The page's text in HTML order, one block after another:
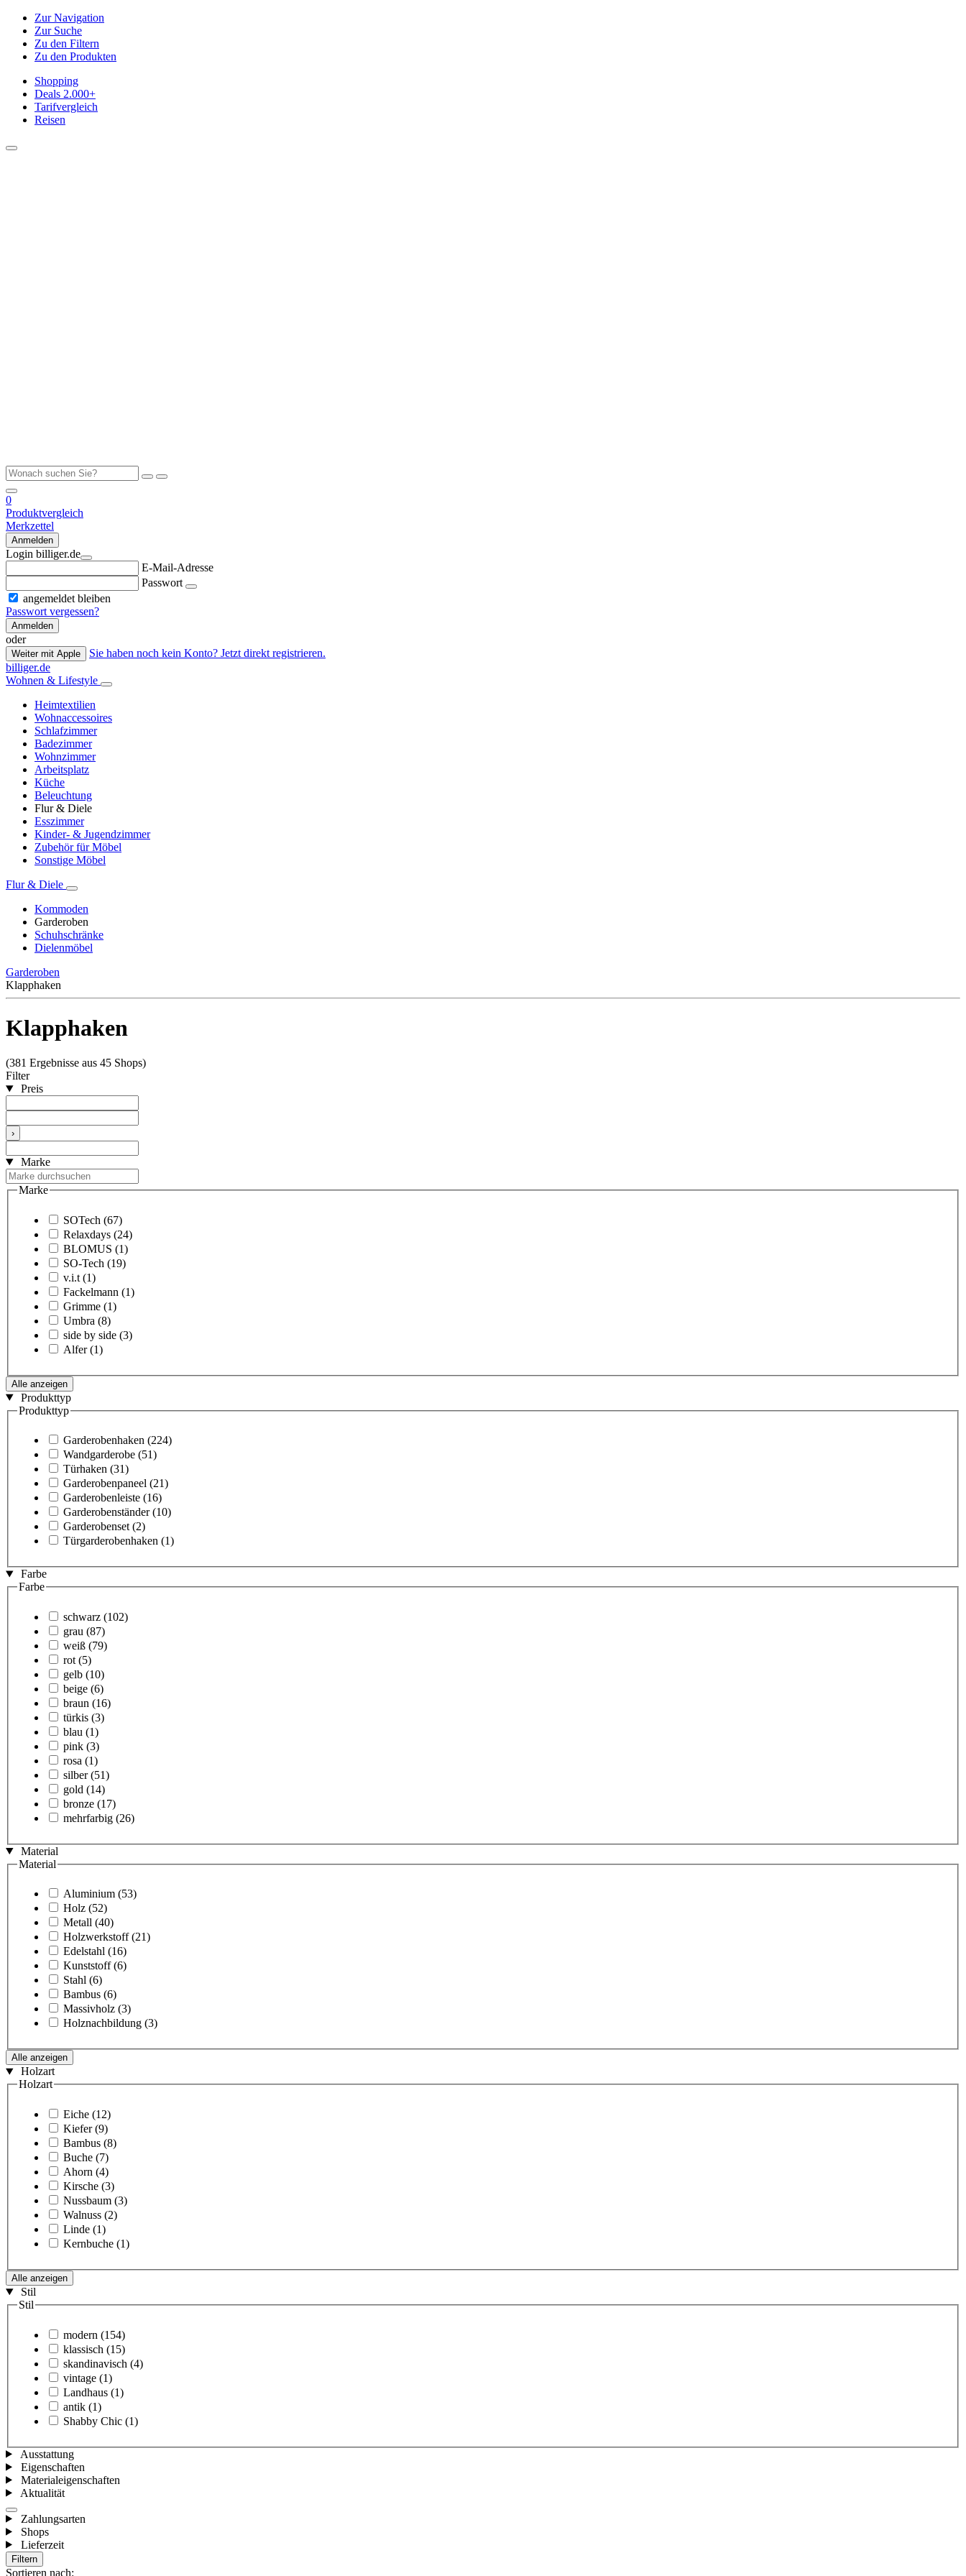
Zur Navigation
Zur Suche
Zu den Filtern
Zu den Produkten
Shopping
Deals 2.000+
Tarifvergleich
Reisen
0
Produktvergleich
Merkzettel
Anmelden
Login billiger.de
E-Mail-Adresse
Passwort
angemeldet bleiben
Passwort vergessen?
Anmelden
oder
Weiter mit Apple
Sie haben noch kein Konto? Jetzt direkt registrieren.
billiger.de
Wohnen & Lifestyle
Heimtextilien
Wohnaccessoires
Schlafzimmer
Badezimmer
Wohnzimmer
Arbeitsplatz
Küche
Beleuchtung
Flur & Diele
Esszimmer
Kinder- & Jugendzimmer
Zubehör für Möbel
Sonstige Möbel
Flur & Diele
Kommoden
Garderoben
Schuhschränke
Dielenmöbel
Garderoben
Klapphaken
Klapphaken
(381 Ergebnisse aus 45 Shops)
Filter
Preis
›
Marke
Marke
SOTech (67)
Relaxdays (24)
BLOMUS (1)
SO-Tech (19)
v.i.t (1)
Fackelmann (1)
Grimme (1)
Umbra (8)
side by side (3)
Alfer (1)
Alle anzeigen
Produkttyp
Produkttyp
Garderobenhaken (224)
Wandgarderobe (51)
Türhaken (31)
Garderobenpaneel (21)
Garderobenleiste (16)
Garderobenständer (10)
Garderobenset (2)
Türgarderobenhaken (1)
Farbe
Farbe
schwarz (102)
grau (87)
weiß (79)
rot (5)
gelb (10)
beige (6)
braun (16)
türkis (3)
blau (1)
pink (3)
rosa (1)
silber (51)
gold (14)
bronze (17)
mehrfarbig (26)
Material
Material
Aluminium (53)
Holz (52)
Metall (40)
Holzwerkstoff (21)
Edelstahl (16)
Kunststoff (6)
Stahl (6)
Bambus (6)
Massivholz (3)
Holznachbildung (3)
Alle anzeigen
Holzart
Holzart
Eiche (12)
Kiefer (9)
Bambus (8)
Buche (7)
Ahorn (4)
Kirsche (3)
Nussbaum (3)
Walnuss (2)
Linde (1)
Kernbuche (1)
Alle anzeigen
Stil
Stil
modern (154)
klassisch (15)
skandinavisch (4)
vintage (1)
Landhaus (1)
antik (1)
Shabby Chic (1)
Ausstattung
Eigenschaften
Materialeigenschaften
Aktualität
Zahlungsarten
Shops
Lieferzeit
Filtern
Sortieren nach: